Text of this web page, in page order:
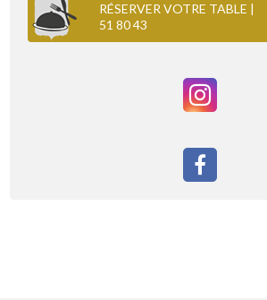
RÉSERVER VOTRE TABLE |
51 80 43
INSTAGRAM
FACEBOOK